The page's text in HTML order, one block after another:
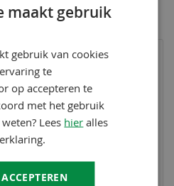
maakt gebruik
gebruik van cookies
te
op accepteren te
met het gebruik
Lees hier alles